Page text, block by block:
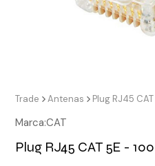
Trade Antenas
Marca:CAT
Plug RJ45 CAT 5E -